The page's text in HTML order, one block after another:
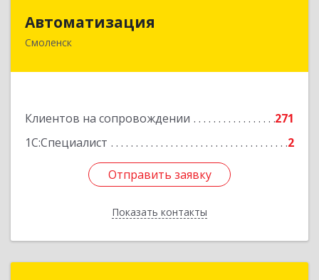
Автоматизация
Смоленск
Клиентов на сопровождении
271
1С:Специалист
2
Отправить заявку
Показать контакты
214019, Смоленская обл, Смоленск г, Марии
Отправить заявку
Назад